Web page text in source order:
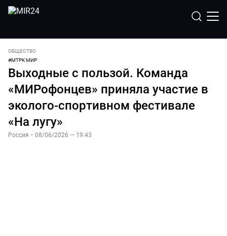
ОБЩЕСТВО
#МТРК МИР
Выходные с пользой. Команда
«МИРофонцев» приняла участие в
эколого-спортивном фестивале
«На лугу»
Россия • 08/06/2026 — 19:43